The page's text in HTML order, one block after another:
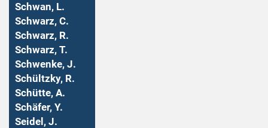
Schwan, L.
Schwarz, C.
Schwarz, R.
Schwarz, T.
Schwenke, J.
Schültzky, R.
Schütte, A.
Schäfer, Y.
Seidel, J.